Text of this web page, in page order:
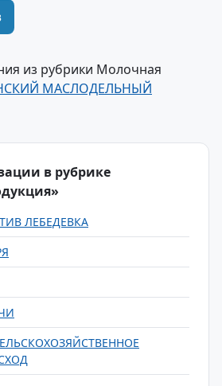
из рубрики Молочная
МАСЛОДЕЛЬНЫЙ
в рубрике
ЛЕБЕДЕВКА